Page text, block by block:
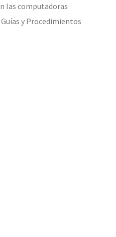
las computadoras
y Procedimientos